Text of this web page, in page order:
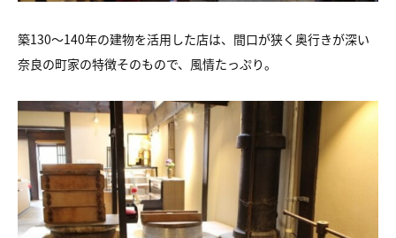
築130～140年の建物を活用した店は、間口が狭く奥行きが深い
奈良の町家の特徴そのもので、風情たっぷり。